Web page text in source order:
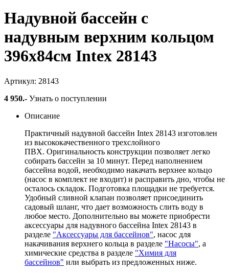
Надувной бассейн с
надувным верхним кольцом
396х84см Intex 28143
Артикул: 28143
4 950.- Узнать о поступлении
Описание
Практичный надувной бассейн Intex 28143 изготовлен
из высококачественного трехслойного
ПВХ. Оригинальность конструкции позволяет легко
собирать бассейн за 10 минут. Перед наполнением
бассейна водой, необходимо накачать верхнее кольцо
(насос в комплект не входит) и расправить дно, чтобы не
осталось складок. Подготовка площадки не требуется.
Удобный сливной клапан позволяет присоединить
садовый шланг, что дает возможность слить воду в
любое место. Дополнительно вы можете приобрести
аксессуары для надувного бассейна Intex 28143 в
разделе "Аксессуары для бассейнов", насос для
накачивания верхнего кольца в разделе "Насосы", а
химические средства в разделе "Химия для
бассейнов" или выбрать из предложенных ниже.